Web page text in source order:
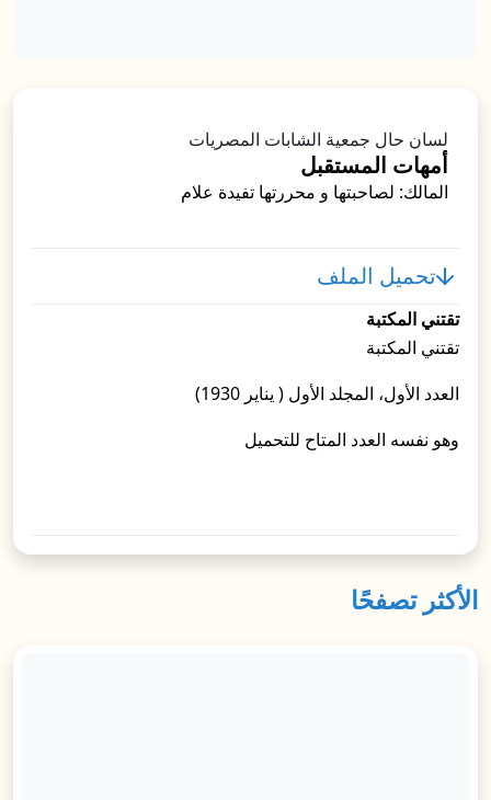
لسان حال جمعية الشابات المصريات
أمهات المستقبل
المالك: لصاحبتها و محررتها تفيدة علام
تحميل الملف
تقتني المكتبة
تقتني المكتبة
العدد الأول، المجلد الأول ( يناير 1930)
وهو نفسه العدد المتاح للتحميل
الأكثر تصفحًا